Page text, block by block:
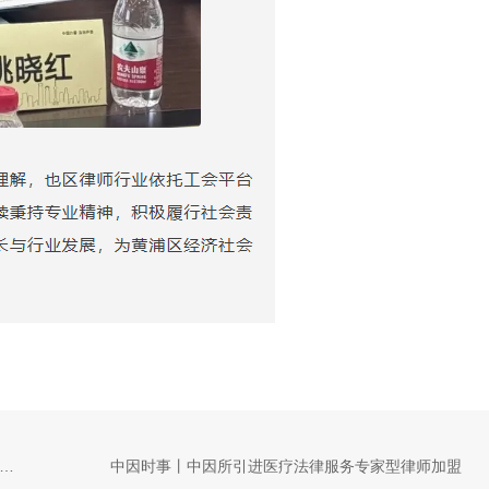
中因时事丨中因律师事务所与尼泊尔贸易促进中心签署战略合作协议 中因时事丨中因所引进医疗法律服务专家型律师加盟